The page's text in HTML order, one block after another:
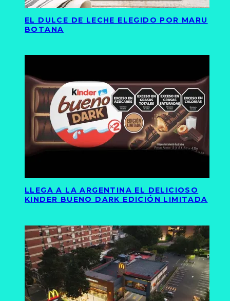
EL DULCE DE LECHE ELEGIDO POR MARU
BOTANA
LLEGA A LA ARGENTINA EL DELICIOSO
KINDER BUENO DARK EDICIÓN LIMITADA